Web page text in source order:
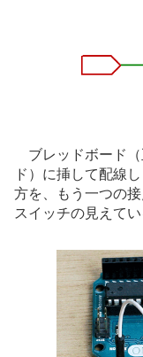
ブレッドボード（
ド）に挿して配線
方を、もう一つの
スイッチの見えてい